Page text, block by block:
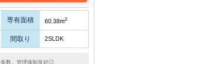
専有面積 60.38m2
間取り 2SLDK
多数。管理体制良好◎